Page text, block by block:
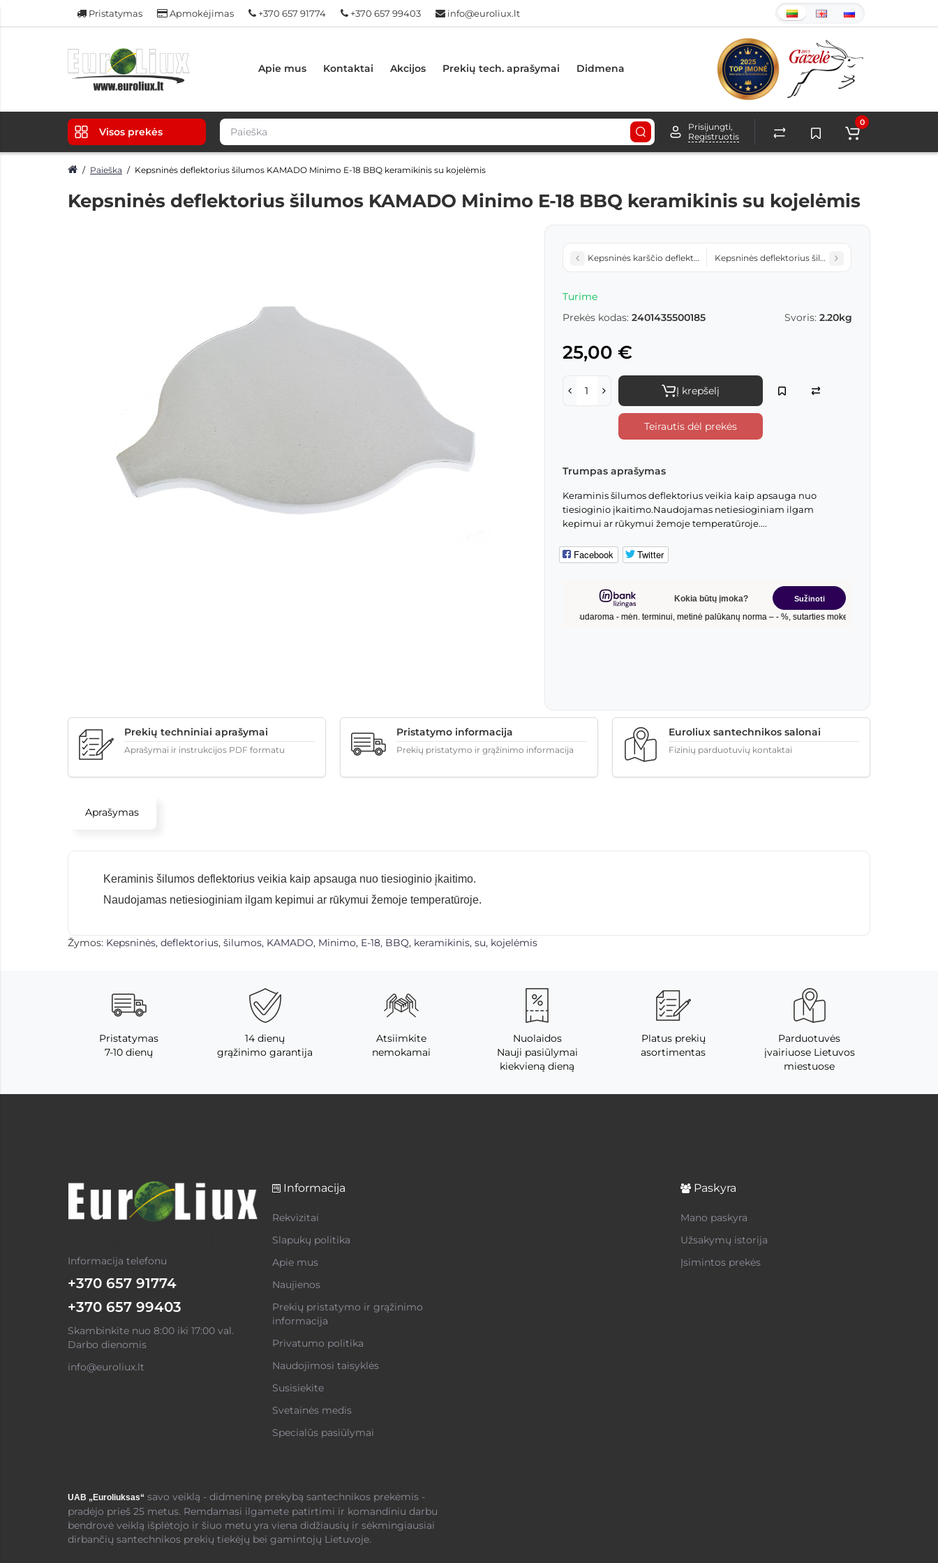
Pristatymas Apmokėjimas +370 657 91774 +370 657 99403 info@euroliux.lt
Apie mus Kontaktai Akcijos Prekių tech. aprašymai Didmena
Visos prekės
Prisijungti,
Registruotis
0
Paieška Kepsninės deflektorius šilumos KAMADO Minimo E-18 BBQ keramikinis su kojelėmis
Kepsninės deflektorius šilumos KAMADO Minimo E-18 BBQ keramikinis su kojelėmis
Kepsninės karščio deflektoriaus pakėlėjas Kamado Grande E-23.5 BBQ
Kepsninės deflektorius šilumos Kamado Media E-21
Turime
Prekės kodas: 2401435500185 Svoris: 2.20kg
25,00 €
Į krepšelį
Teirautis dėl prekės
Trumpas aprašymas
Keraminis šilumos deflektorius veikia kaip apsauga nuo
tiesioginio įkaitimo.Naudojamas netiesioginiam ilgam
kepimui ar rūkymui žemoje temperatūroje....
Facebook Twitter
Prekių techniniai aprašymai
Aprašymai ir instrukcijos PDF formatu
Pristatymo informacija
Prekių pristatymo ir grąžinimo informacija
Euroliux santechnikos salonai
Fizinių parduotuvių kontaktai
Aprašymas
Keraminis šilumos deflektorius veikia kaip apsauga nuo tiesioginio įkaitimo.
Naudojamas netiesioginiam ilgam kepimui ar rūkymui žemoje temperatūroje.
Žymos: Kepsninės, deflektorius, šilumos, KAMADO, Minimo, E-18, BBQ, keramikinis, su, kojelėmis
Pristatymas
7-10 dienų
14 dienų
grąžinimo garantija
Atsiimkite
nemokamai
Nuolaidos
Nauji pasiūlymai
kiekvieną dieną
Platus prekių
asortimentas
Parduotuvės
įvairiuose Lietuvos
miestuose
Informacija telefonu
+370 657 91774
+370 657 99403
Skambinkite nuo 8:00 iki 17:00 val.
Darbo dienomis
info@euroliux.lt
Informacija
Rekvizitai
Slapukų politika
Apie mus
Naujienos
Prekių pristatymo ir grąžinimo
informacija
Privatumo politika
Naudojimosi taisyklės
Susisiekite
Svetainės medis
Specialūs pasiūlymai
Paskyra
Mano paskyra
Užsakymų istorija
Įsimintos prekės
UAB „Euroliuksas“ savo veiklą - didmeninę prekybą santechnikos prekėmis -
pradėjo prieš 25 metus. Remdamasi ilgamete patirtimi ir komandiniu darbu
bendrovė veiklą išplėtojo ir šiuo metu yra viena didžiausių ir sėkmingiausiai
dirbančių santechnikos prekių tiekėjų bei gamintojų Lietuvoje.